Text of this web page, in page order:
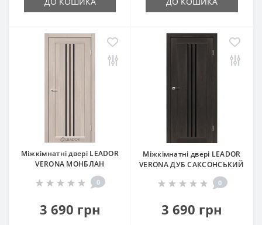
Міжкімнатні двері LEADOR
VERONA МОНБЛАН
0
3 690 грн
Міжкімнатні двері LEADOR
VERONA ДУБ САКСОНСЬКИЙ
0
3 690 грн